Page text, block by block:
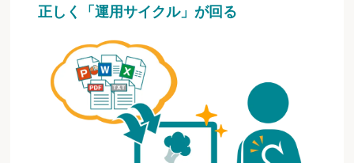
正しく「運用サイクル」が回る